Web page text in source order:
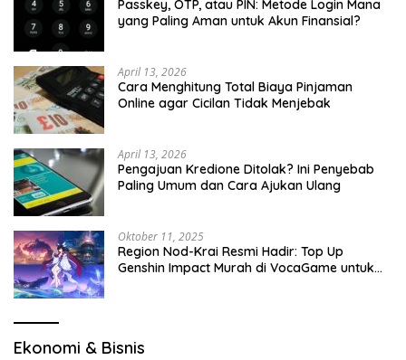
Passkey, OTP, atau PIN: Metode Login Mana
yang Paling Aman untuk Akun Finansial?
April 13, 2026
Cara Menghitung Total Biaya Pinjaman
Online agar Cicilan Tidak Menjebak
April 13, 2026
Pengajuan Kredione Ditolak? Ini Penyebab
Paling Umum dan Cara Ajukan Ulang
Oktober 11, 2025
Region Nod-Krai Resmi Hadir: Top Up
Genshin Impact Murah di VocaGame untuk
Ekonomi & Bisnis